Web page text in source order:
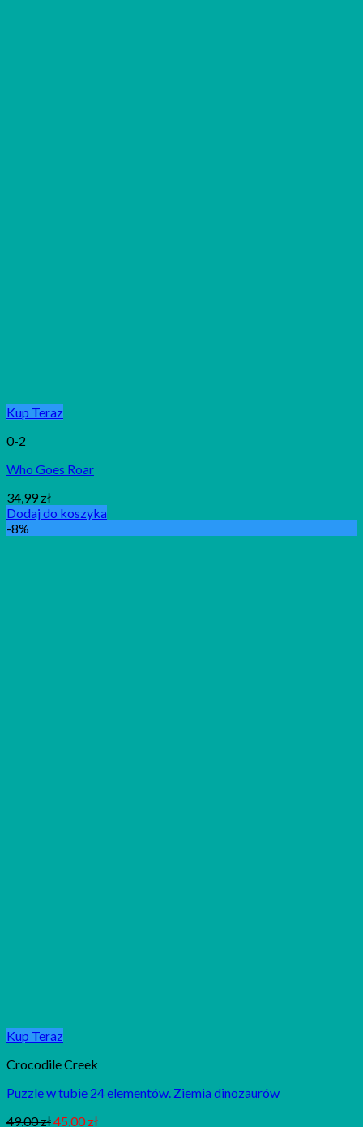
Kup Teraz
0-2
Who Goes Roar
34,99 zł
Dodaj do koszyka
-8%
Kup Teraz
Crocodile Creek
Puzzle w tubie 24 elementów. Ziemia dinozaurów
49,00zł45,00zł